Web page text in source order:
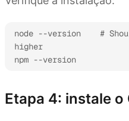
node --version    #
higher
npm --version
Etapa 4: instale o